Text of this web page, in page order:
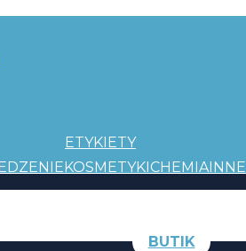
ETYKIETY
KOSMETYKICHEMIAINNE
BUTIK